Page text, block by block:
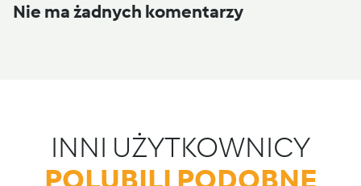
Nie ma żadnych komentarzy
INNI UŻYTKOWNICY